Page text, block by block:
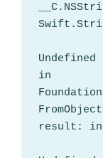
in
result: